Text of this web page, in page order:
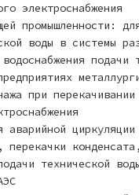
электроснабжения
промышленности:
воды в системы
подачи
при
аварийной
перекачки
технической